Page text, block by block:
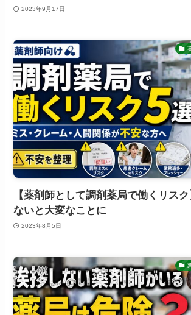
2023年9月17日
【薬剤師として調剤薬局で働くリス
ないと大変なことに
2023年8月5日